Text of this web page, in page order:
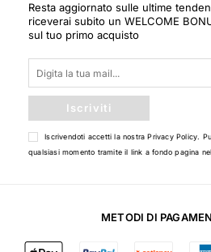
uno stile essenziale.
Resta aggiornato sulle ultime
riceverai subito un WELCOME
sul tuo primo acquisto
Iscriviti
Iscrivendoti accetti la nostraPrivacy Policy .
qualsiasi momento tramite il link a fondo pagina
METODI DI